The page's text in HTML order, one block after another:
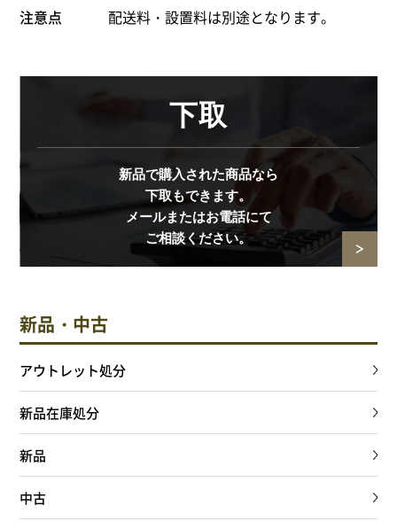
注意点 配送料・設置料は別途となります。
下取
新品で購入された商品なら
下取もできます。
メールまたはお電話にて
ご相談ください。
新品・中古
アウトレット処分
新品在庫処分
新品
中古